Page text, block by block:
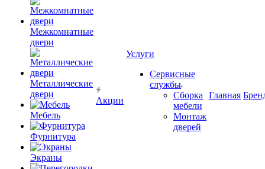
Межкомнатные
двери
Металлические
двери
Мебель
Фурнитура
Экраны
Акции
Услуги
Сервисные
службы
Сборка
мебели
Монтаж
дверей
Главная